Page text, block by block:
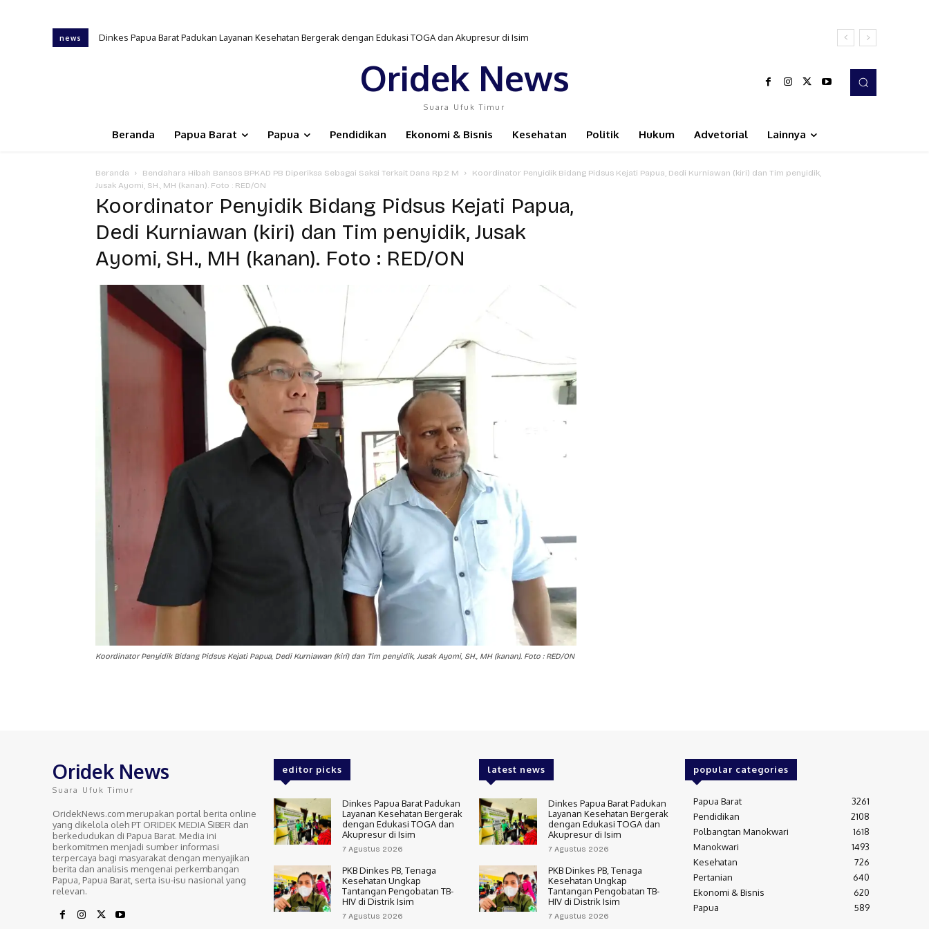
news Dinkes Papua Barat Padukan Layanan Kesehatan Bergerak dengan Edukasi TOGA dan Akupresur di Isim
Oridek News
Suara Ufuk Timur
Beranda Papua Barat Papua Pendidikan Ekonomi & Bisnis Kesehatan Politik Hukum Advetorial Lainnya
Beranda Bendahara Hibah Bansos BPKAD PB Diperiksa Sebagai Saksi Terkait Dana Rp.2 M
Koordinator Penyidik Bidang Pidsus Kejati Papua, Dedi Kurniawan (kiri) dan Tim penyidik,
Jusak Ayomi, SH., MH (kanan). Foto : RED/ON
Koordinator Penyidik Bidang Pidsus Kejati Papua,
Dedi Kurniawan (kiri) dan Tim penyidik, Jusak
Ayomi, SH., MH (kanan). Foto : RED/ON
Koordinator Penyidik Bidang Pidsus Kejati Papua, Dedi Kurniawan (kiri) dan Tim penyidik, Jusak Ayomi, SH., MH (kanan). Foto : RED/ON
Oridek News
Suara Ufuk Timur
OridekNews.com merupakan portal berita online
yang dikelola oleh PT ORIDEK MEDIA SIBER dan
berkedudukan di Papua Barat. Media ini
berkomitmen menjadi sumber informasi
terpercaya bagi masyarakat dengan menyajikan
berita dan analisis mengenai perkembangan
Papua, Papua Barat, serta isu-isu nasional yang
relevan.
editor picks
Dinkes Papua Barat Padukan
Layanan Kesehatan Bergerak
dengan Edukasi TOGA dan
Akupresur di Isim
7 Agustus 2026
PKB Dinkes PB, Tenaga
Kesehatan Ungkap
Tantangan Pengobatan TB-
HIV di Distrik Isim
7 Agustus 2026
latest news
Dinkes Papua Barat Padukan
Layanan Kesehatan Bergerak
dengan Edukasi TOGA dan
Akupresur di Isim
7 Agustus 2026
PKB Dinkes PB, Tenaga
Kesehatan Ungkap
Tantangan Pengobatan TB-
HIV di Distrik Isim
7 Agustus 2026
popular categories
Papua Barat
3261
Pendidikan
2108
Polbangtan Manokwari
1618
Manokwari
1493
Kesehatan
726
Pertanian
640
Ekonomi & Bisnis
620
Papua
589